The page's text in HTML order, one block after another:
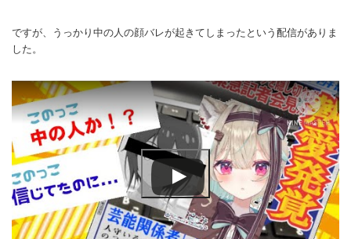
ですが、うっかり中の人の顔バレが起きてしまったという配信がありま
した。